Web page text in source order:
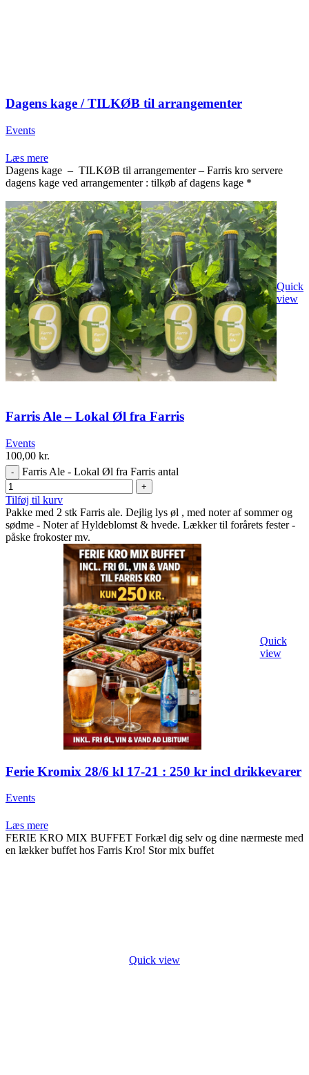
Dagens kage / TILKØB til arrangementer
Events
Læs mere
Dagens kage – TILKØB til arrangementer – Farris kro servere
dagens kage ved arrangementer : tilkøb af dagens kage *
Quick
view
Farris Ale – Lokal Øl fra Farris
Events
100,00 kr.
Farris Ale - Lokal Øl fra Farris antal
Tilføj til kurv
Pakke med 2 stk Farris ale. Dejlig lys øl , med noter af sommer og
sødme - Noter af Hyldeblomst & hvede. Lækker til forårets fester -
påske frokoster mv.
Quick
view
Ferie Kromix 28/6 kl 17-21 : 250 kr incl drikkevarer
Events
Læs mere
FERIE KRO MIX BUFFET Forkæl dig selv og dine nærmeste med
en lækker buffet hos Farris Kro! Stor mix buffet
Quick view